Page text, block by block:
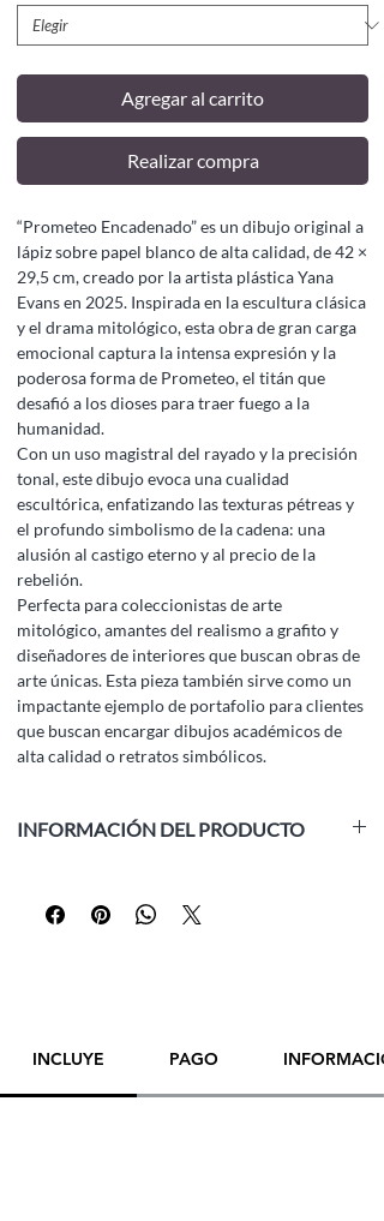
Agregar al carrito
Realizar compra
“Prometeo Encadenado” es un dibujo original a
lápiz sobre papel blanco de alta calidad, de 42 ×
29,5 cm, creado por la artista plástica Yana
Evans en 2025. Inspirada en la escultura clásica
y el drama mitológico, esta obra de gran carga
emocional captura la intensa expresión y la
poderosa forma de Prometeo, el titán que
desafió a los dioses para traer fuego a la
humanidad.
Con un uso magistral del rayado y la precisión
tonal, este dibujo evoca una cualidad
escultórica, enfatizando las texturas pétreas y
el profundo simbolismo de la cadena: una
alusión al castigo eterno y al precio de la
rebelión.
Perfecta para coleccionistas de arte
mitológico, amantes del realismo a grafito y
diseñadores de interiores que buscan obras de
arte únicas. Esta pieza también sirve como un
impactante ejemplo de portafolio para clientes
que buscan encargar dibujos académicos de
alta calidad o retratos simbólicos.
INFORMACIÓN DEL PRODUCTO
42 x 29.5 cm (16.5 x 11.6 pulgadas)
Año:2025
AL ARTISTA
PARA REALIZAR UNA COMPRA!
INCLUYE PAGO